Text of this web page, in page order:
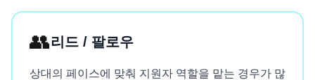
👥리드 / 팔로우
상대의 페이스에 맞춰 지원자 역할을 맡는 경우가 많